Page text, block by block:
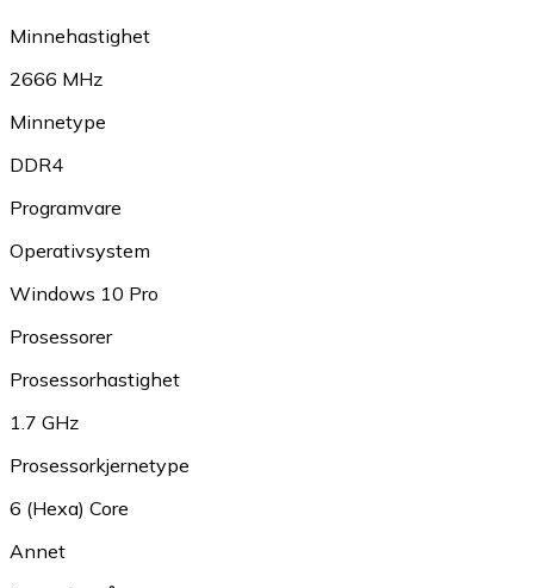
Minnehastighet
2666 MHz
Minnetype
DDR4
Programvare
Operativsystem
Windows 10 Pro
Prosessorer
Prosessorhastighet
1.7 GHz
Prosessorkjernetype
6 (Hexa) Core
Annet